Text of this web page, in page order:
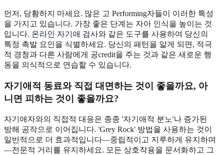
먼저, 당황하지 마세요. 많은 고 Performing자들이 이러한 특성
을 가지고 있습니다. 가장 좋은 단계는 자아 인식을 높이는 것
입니다. 온라인 자기애 검사와 같은 도구를 사용하여 당신의
특정 촉발 요인을 식별하세요. 당신의 패턴을 알게 되면, 적극
적 경청과 다른 사람에게 공credit을 주는 것과 같은 새로운 행
동을 의식적으로 연습할 수 있습니다.
자기애적 동료와 직접 대면하는 것이 좋을까요, 아
니면 피하는 것이 좋을까요?
자기애자와의 직접적 대응은 종종 '자기애적 분노'나 증가된
방해 공작으로 이어집니다. 'Grey Rock' 방법을 사용하는 것이
일반적으로 더 효과적입니다—중립적이고 지루하게 유지하며
—전문적 거리를 유지하세요. 모든 상호작용을 문서화하고 그